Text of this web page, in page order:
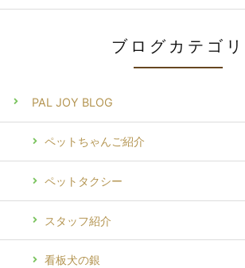
ブログカテゴリ
PAL JOY BLOG
ペットちゃんご紹介
ペットタクシー
スタッフ紹介
看板犬の銀